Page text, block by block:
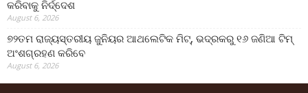
କରିବାକୁ ନିର୍ଦ୍ଦେଶ
August 6, 2026
୭୨ତମ ରାଜ୍ୟସ୍ତରୀୟ ଜୁନିୟର ଆଥଲେଟିକ ମିଟ୍‌, ଭଦ୍ରକରୁ ୧୬ ଜଣିଆ ଟିମ୍
ଅଂଶଗ୍ରହଣ କରିବେ
August 6, 2026